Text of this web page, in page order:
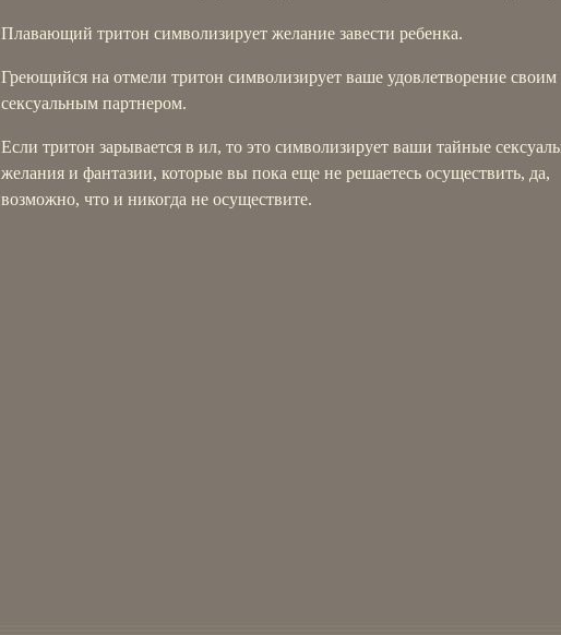
Плавающий тритон символизирует желание завести ребенка.
Греющийся на отмели тритон символизирует ваше удовлетворение своим
сексуальным партнером.
Если тритон зарывается в ил, то это символизирует ваши тайные
желания и фантазии, которые вы пока еще не решаетесь осуществить, да,
возможно, что и никогда не осуществите.